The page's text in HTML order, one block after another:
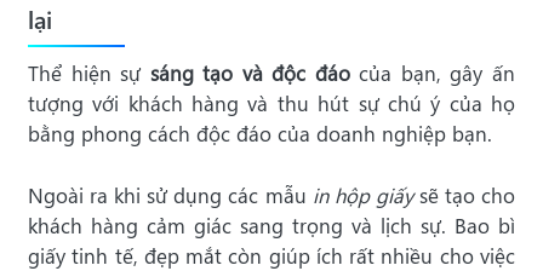
lại
Thể hiện sự sáng tạo và độc đáocủa bạn, gây ấn
tượng với khách hàng và thu hút sự chú ý của họ
bằng phong cách độc đáo của doanh nghiệp bạn.
Ngoài ra khi sử dụng các mẫu in hộp giấysẽ tạo cho
khách hàng cảm giác sang trọng và lịch sự. Bao bì
giấy tinh tế, đẹp mắt còn giúp ích rất nhiều cho việc